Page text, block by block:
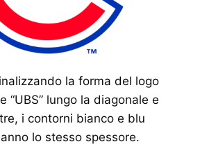
la forma del logo
“UBS” lungo la diagonale e
i contorni bianco e blu
lo stesso spessore.